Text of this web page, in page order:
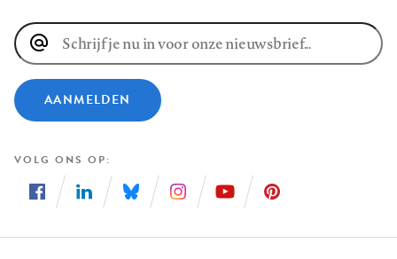
E-
mailadres
AANMELDEN
VOLG ONS OP
ons
ons
ons
ons
ons
ons